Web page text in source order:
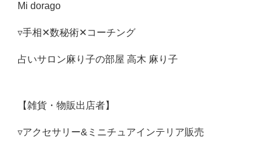
Mi dorago
▿手相✕数秘術✕コーチング
占いサロン麻り子の部屋 高木 麻り子
【雑貨・物販出店者】
▿アクセサリー&ミニチュアインテリア販売